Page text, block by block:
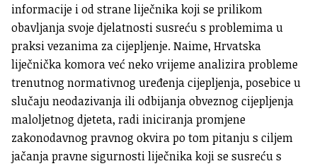
informacije i od strane liječnika koji se prilikom
obavljanja svoje djelatnosti susreću s problemima u
praksi vezanima za cijepljenje. Naime, Hrvatska
liječnička komora već neko vrijeme analizira probleme
trenutnog normativnog uređenja cijepljenja, posebice u
slučaju neodazivanja ili odbijanja obveznog cijepljenja
maloljetnog djeteta, radi iniciranja promjene
zakonodavnog pravnog okvira po tom pitanju s ciljem
jačanja pravne sigurnosti liječnika koji se susreću s